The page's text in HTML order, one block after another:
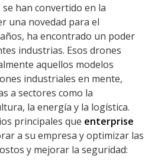
han convertido en la
una novedad para el
ha encontrado un poder
industrias. Esos drones
aquellos modelos
industriales en mente,
a sectores como la
la energía y la logística.
principales que enterprise
a su empresa y optimizar las
y mejorar la seguridad: